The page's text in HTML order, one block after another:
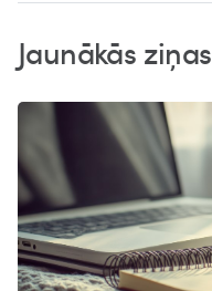
Jaunākās ziņas